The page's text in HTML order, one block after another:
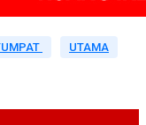
UTAMA